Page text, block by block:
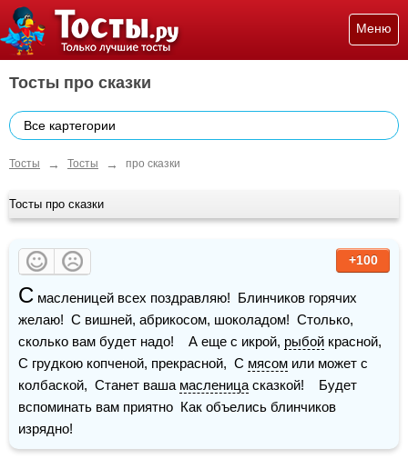
Меню
Тосты про сказки
Все картегории
Тосты → Тосты → про сказки
Тосты про сказки
+100
С масленицей всех поздравляю!  Блинчиков горячих
желаю!  С вишней, абрикосом, шоколадом!  Столько,
сколько вам будет надо!    А еще с икрой, рыбой красной,
С грудкою копченой, прекрасной,  С мясом или может с
колбаской,  Станет ваша масленица сказкой!    Будет
вспоминать вам приятно  Как объелись блинчиков
изрядно!